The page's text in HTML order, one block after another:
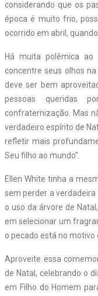
considerando que os
época é muito frio,
ocorrido em abril,
Há muita polêmica
concentre seus olhos
deve ser bem
pessoas queridas
confraternização. Mas
verdadeiro espírito de
refletir mais
Seu filho ao mundo”.
Ellen White tinha a
sem perder a
o uso da árvore de
em selecionar um
o pecado está no motivo
Aproveite essa
de Natal, celebrando o
em Filho do Homem